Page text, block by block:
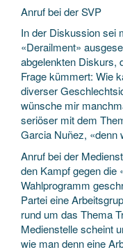
Anruf bei der SVP
In der Diskussion sei
«Derailment»
abgelenkten Diskurs,
Frage kümmert: Wie
diverser
wünsche mir
seriöser mit dem
Garcia Nuñez, «denn
Anruf bei der
den Kampf gegen die
Wahlprogramm
Partei eine
rund um das Thema
Medienstelle scheint
wie man denn eine